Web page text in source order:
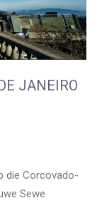
JANEIRO
die Corcovado-
Sewe